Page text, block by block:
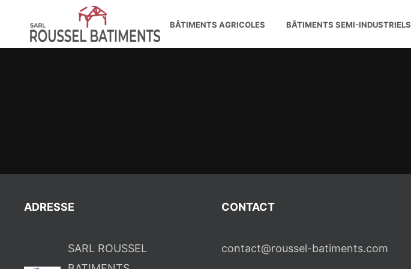
contenu
BÂTIMENTS AGRICOLES BÂTIMENTS SEMI-INDUSTRIELS
ADRESSE
SARL ROUSSEL
CONTACT
contact@roussel-batiments.com